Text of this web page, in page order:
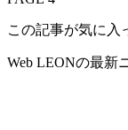
この記事が気に入
Web LEONの最新